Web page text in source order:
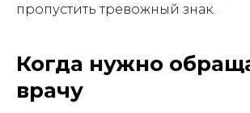
пропустить тревожный знак.
Когда нужно
врачу
Склад (самовывоза - нет):
Используя сайт: https://лежачим.рф и